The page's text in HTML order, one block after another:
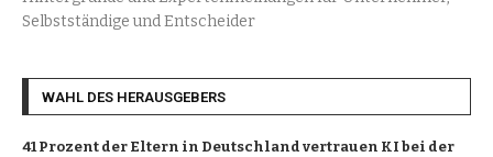
Selbstständige und Entscheider
WAHL DES HERAUSGEBERS
41 Prozent der Eltern in Deutschland vertrauen KI bei der